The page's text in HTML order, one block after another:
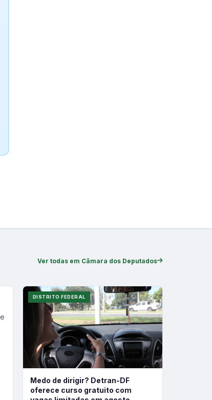
Ver todas em Câmara dos Deputados
DISTRITO FEDERAL
Medo de dirigir? Detran-DF
oferece curso gratuito com